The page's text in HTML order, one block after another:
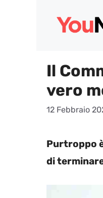
Il
vero
12 Febbraio
Purtroppo
di